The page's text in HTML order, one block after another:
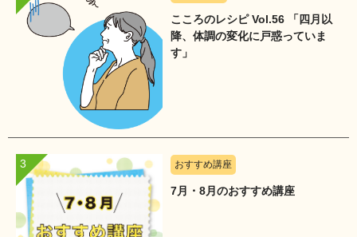
こころのレシピ Vol.56 「四月以
降、体調の変化に戸惑っていま
す」
おすすめ講座
7月・8月のおすすめ講座